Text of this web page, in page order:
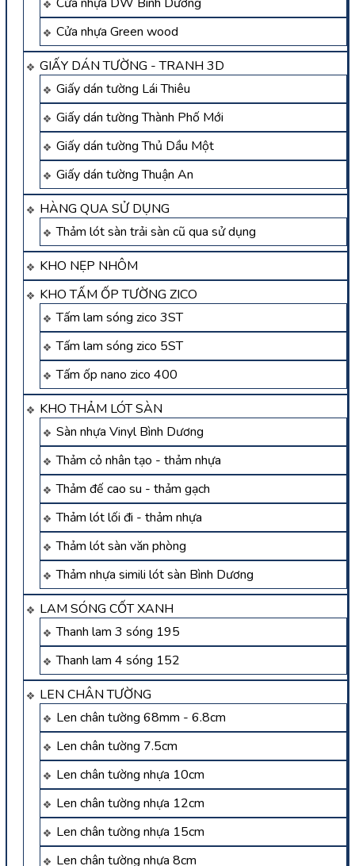
Cửa nhựa Green wood
GIẤY DÁN TƯỜNG - TRANH 3D
Giấy dán tường Lái Thiêu
Giấy dán tường Thành Phố Mới
Giấy dán tường Thủ Dầu Một
Giấy dán tường Thuận An
HÀNG QUA SỬ DỤNG
Thảm lót sàn trải sàn cũ qua sử dụng
KHO NẸP NHÔM
KHO TẤM ỐP TƯỜNG ZICO
Tấm lam sóng zico 3ST
Tấm lam sóng zico 5ST
Tấm ốp nano zico 400
KHO THẢM LÓT SÀN
Sàn nhựa Vinyl Bình Dương
Thảm cỏ nhân tạo - thảm nhựa
Thảm đế cao su - thảm gạch
Thảm lót lối đi - thảm nhựa
Thảm lót sàn văn phòng
Thảm nhựa simili lót sàn Bình Dương
LAM SÓNG CỐT XANH
Thanh lam 3 sóng 195
Thanh lam 4 sóng 152
LEN CHÂN TƯỜNG
Len chân tường 68mm - 6.8cm
Len chân tường 7.5cm
Len chân tường nhựa 10cm
Len chân tường nhựa 12cm
Len chân tường nhựa 15cm
Len chân tường nhựa 8cm